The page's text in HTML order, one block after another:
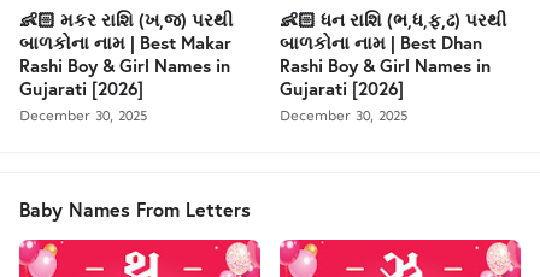
👶🏻 મકર રાશિ (ખ,જ) પરથી
બાળકોના નામ | Best Makar
Rashi Boy & Girl Names in
Gujarati [2026]
December 30, 2025
👶🏻 ધન રાશિ (ભ,ધ,ફ,ઢ) પરથી
બાળકોના નામ | Best Dhan
Rashi Boy & Girl Names in
Gujarati [2026]
December 30, 2025
Baby Names From Letters